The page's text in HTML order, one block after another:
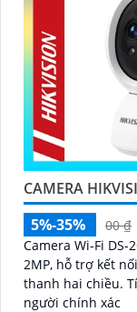
CAMERA
5%-35%
00 ₫
Camera Wi-Fi DS-
2MP, hỗ trợ kết
thanh hai chiều. Tính năng Motion 2.0 giúp phát hiện con
người chính xác